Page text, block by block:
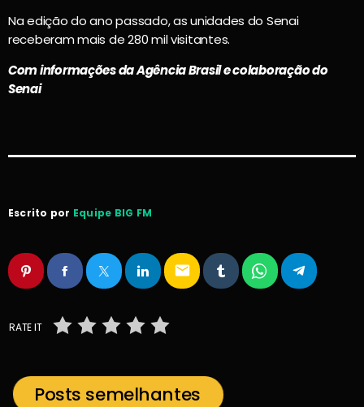
Na edição do ano passado, as unidades do Senai
receberam mais de 280 mil visitantes.
Com informações da Agência Brasil e colaboração do
Senai
Escrito por Equipe BIG FM
email
RATE IT
Posts semelhantes